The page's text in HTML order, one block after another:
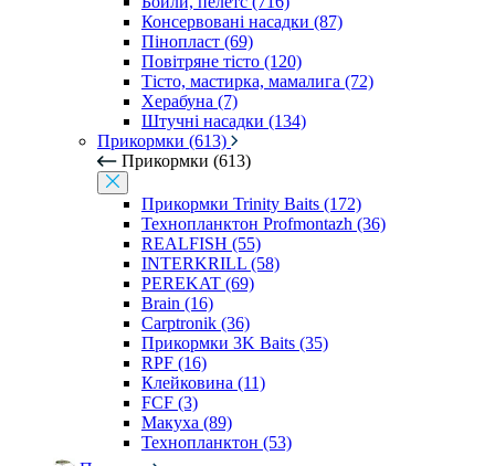
Консервовані насадки (87)
Пінопласт (69)
Повітряне тісто (120)
Тісто, мастирка, мамалига (72)
Херабуна (7)
Штучні насадки (134)
Прикормки (613)
Прикормки (613)
Прикормки Trinity Baits (172)
Технопланктон Profmontazh (36)
REALFISH (55)
INTERKRILL (58)
PEREKAT (69)
Brain (16)
Carptronik (36)
Прикормки 3K Baits (35)
RPF (16)
Клейковина (11)
FCF (3)
Макуха (89)
Технопланктон (53)